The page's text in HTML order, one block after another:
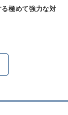
極めて強力な対